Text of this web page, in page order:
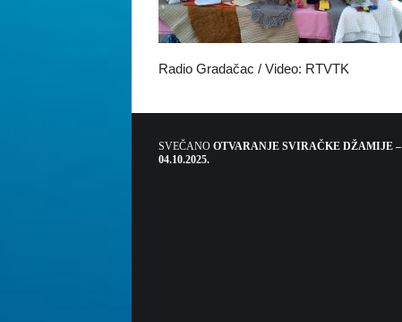
Radio Gradačac / Video: RTVTK
SVEČANO OTVARANJE SVIRAČKE DŽAMIJE –
04.10.2025.